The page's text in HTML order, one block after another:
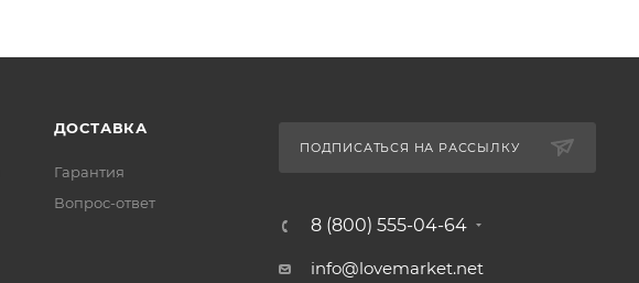
ДОСТАВКА
Гарантия
Вопрос-ответ
ПОДПИСАТЬСЯ НА РАССЫЛКУ
8 (800) 555-04-64
info@lovemarket.net